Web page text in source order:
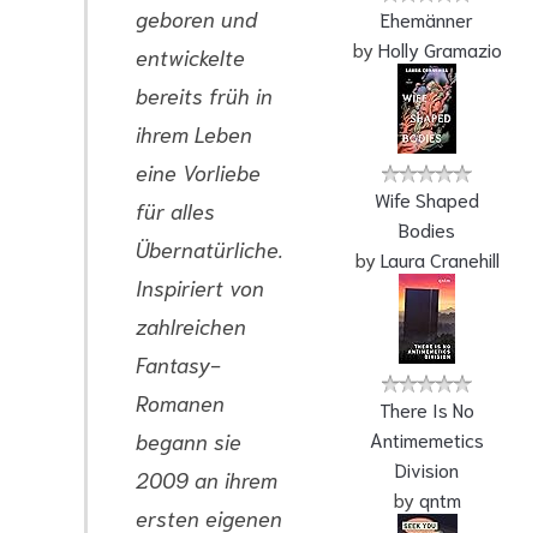
geboren und
entwickelte
bereits früh in
ihrem Leben
eine Vorliebe
für alles
Übernatürliche.
Inspiriert von
zahlreichen
Fantasy-
Romanen
begann sie
2009 an ihrem
ersten eigenen
Ehemänner
byHolly Gramazio
Wife Shaped
Bodies
byLaura Cranehill
There Is No
Antimemetics
Division
byqntm